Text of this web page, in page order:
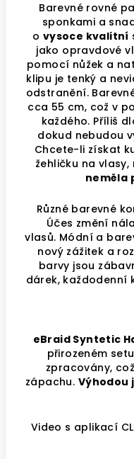
Barevné rovné
sponkami a
o vysoce kvalitní
jako opravdové
pomocí nůžek a
klipu je tenký a
odstranění.
cca 55 cm, což v
každého. Příliš
dokud nebudou
Chcete-li získat
žehličku na
neměla
Různé barevné
Účes změní
vlasů. Módní a
nový zážitek a
barvy jsou
dárek, každodenní
eBraid Syntetic
přirozeném
zpracovány,
zápachu. Výhodou
Video s aplikací